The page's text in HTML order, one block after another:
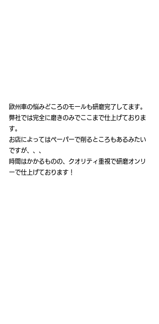
欧州車の悩みどころのモールも研磨完了してます。
弊社では完全に磨きのみでここまで仕上げておりま
す。
お店によってはペーパーで削るところもあるみたい
ですが、、、
時間はかかるものの、クオリティ重視で研磨オンリ
ーで仕上げております！